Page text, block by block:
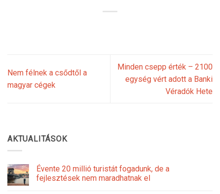
Nem félnek a csődtől a
magyar cégek
Minden csepp érték – 2100
egység vért adott a Banki
Véradók Hete
AKTUALITÁSOK
Évente 20 millió turistát fogadunk, de a
fejlesztések nem maradhatnak el